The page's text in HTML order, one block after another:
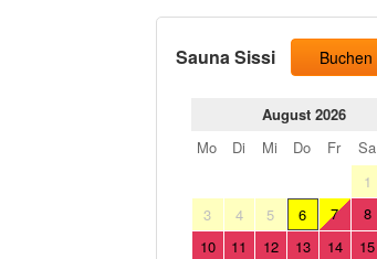
Sauna Sissi Buchen
August 2026
Mo
Di Mi Do Fr Sa
1
3
4 5 6 7 8
10
11 12 13 14 15